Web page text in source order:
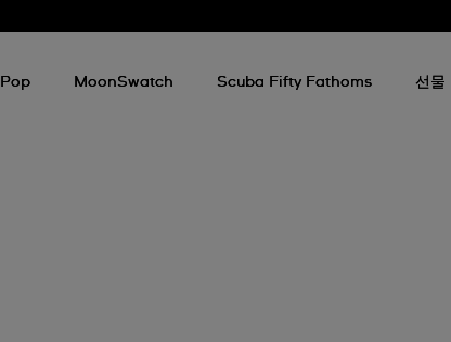
MoonSwatch Scuba Fifty Fathoms 선물